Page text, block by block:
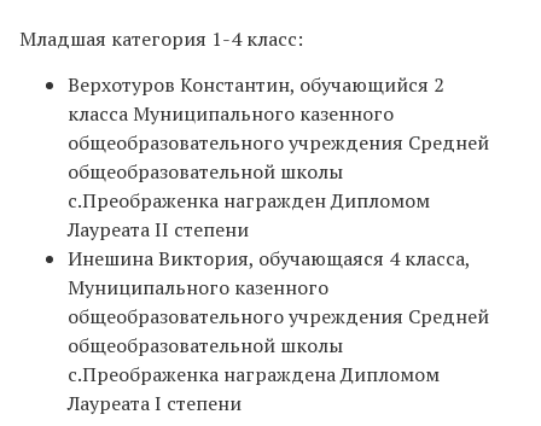
Младшая категория 1-4 класс:
Верхотуров Константин, обучающийся 2
класса Муниципального казенного
общеобразовательного учреждения Средней
общеобразовательной школы
с.Преображенка награжден Дипломом
Лауреата II степени
Инешина Виктория, обучающаяся 4 класса,
Муниципального казенного
общеобразовательного учреждения Средней
общеобразовательной школы
с.Преображенка награждена Дипломом
Лауреата I степени